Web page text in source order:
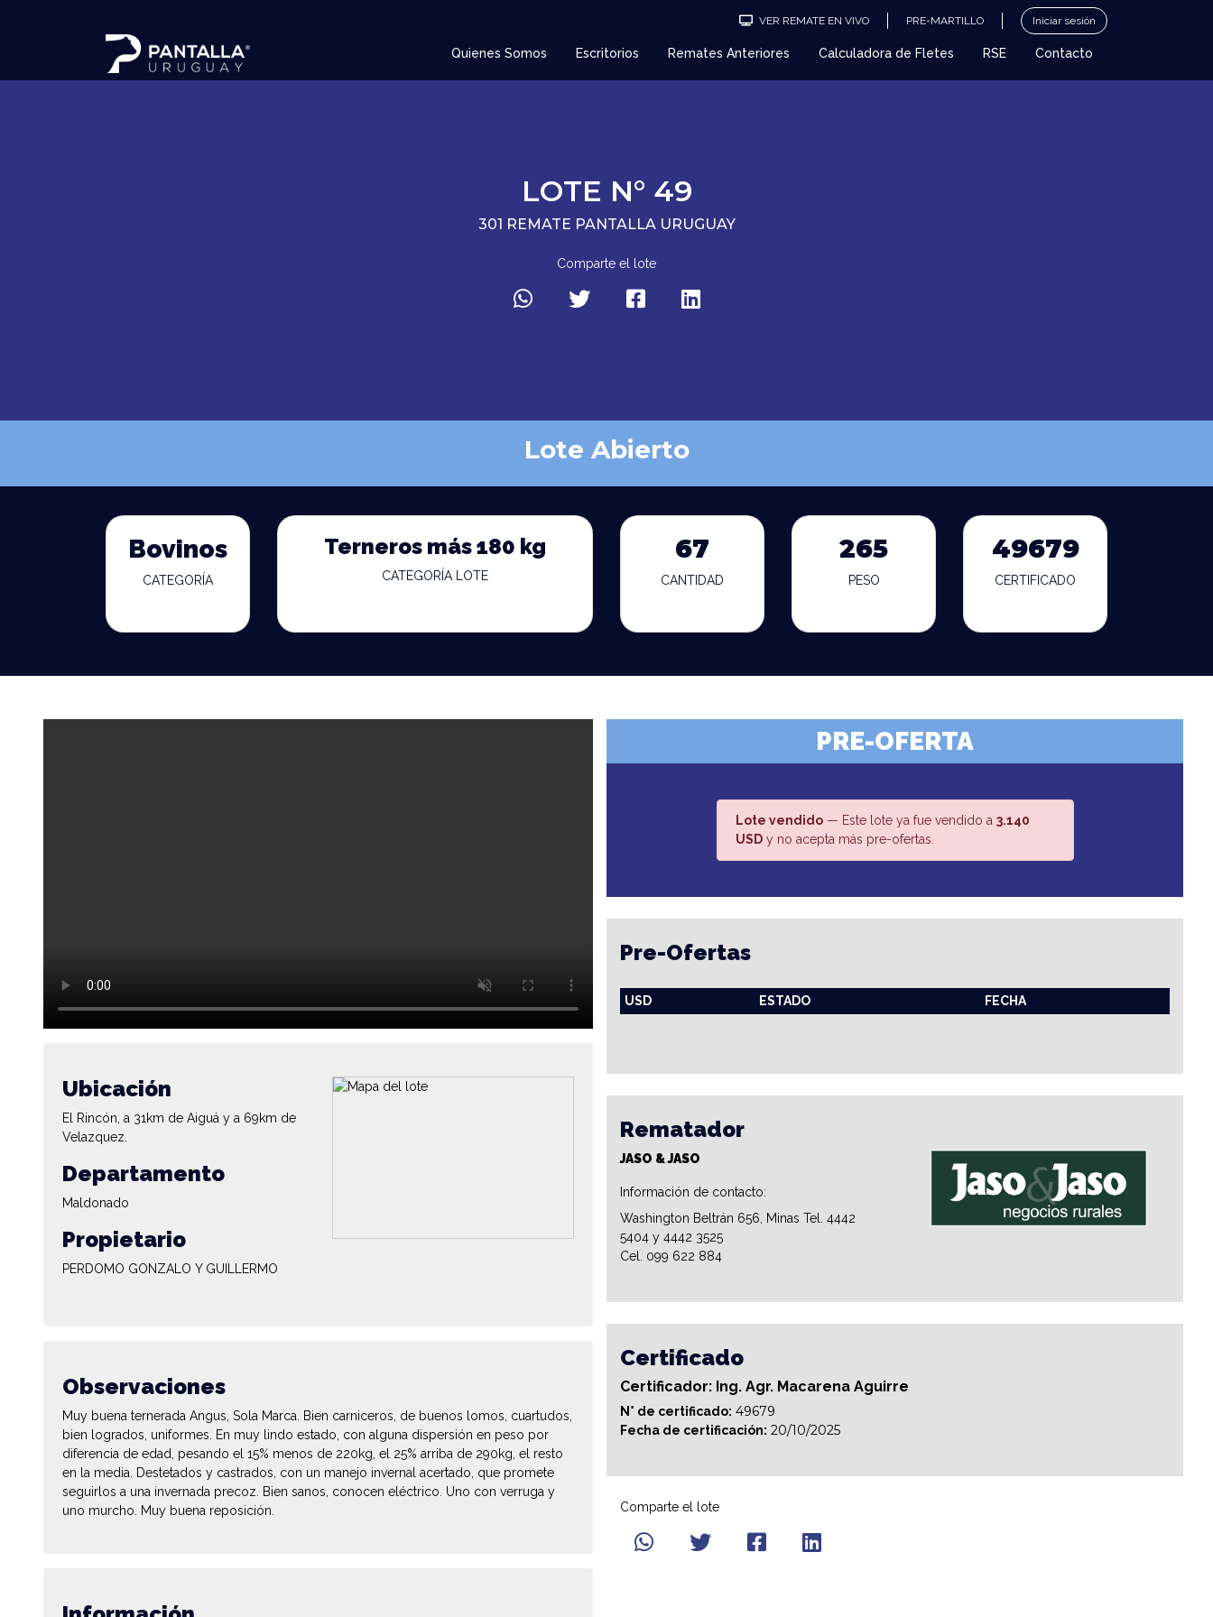
VER REMATE EN VIVO PRE-MARTILLO Iniciar sesión
Quienes Somos Escritorios Remates Anteriores Calculadora de Fletes RSE Contacto
LOTE N° 49
301 REMATE PANTALLA URUGUAY
Comparte el lote
Lote Abierto
Bovinos
CATEGORÍA
Terneros más 180 kg
CATEGORÍA LOTE
67
CANTIDAD
265
PESO
49679
CERTIFICADO
Ubicación
El Rincón, a 31km de Aiguá y a 69km de
Velazquez.
Departamento
Maldonado
Propietario
PERDOMO GONZALO Y GUILLERMO
Observaciones
Muy buena ternerada Angus, Sola Marca. Bien carniceros, de buenos lomos, cuartudos,
bien logrados, uniformes. En muy lindo estado, con alguna dispersión en peso por
diferencia de edad, pesando el 15% menos de 220kg, el 25% arriba de 290kg, el resto
en la media. Destetados y castrados, con un manejo invernal acertado, que promete
seguirlos a una invernada precoz. Bien sanos, conocen eléctrico. Uno con verruga y
uno murcho. Muy buena reposición.
PRE-OFERTA
Lote vendido— Este lote ya fue vendido a 3.140
USDy no acepta más pre-ofertas.
Pre-Ofertas
USD ESTADO FECHA
Rematador
JASO & JASO
Información de contacto:
Washington Beltrán 656, Minas Tel. 4442
5404 y 4442 3525
Cel. 099 622 884
Certificado
Certificador: Ing. Agr. Macarena Aguirre
N° de certificado: 49679
Fecha de certificación: 20/10/2025
Comparte el lote